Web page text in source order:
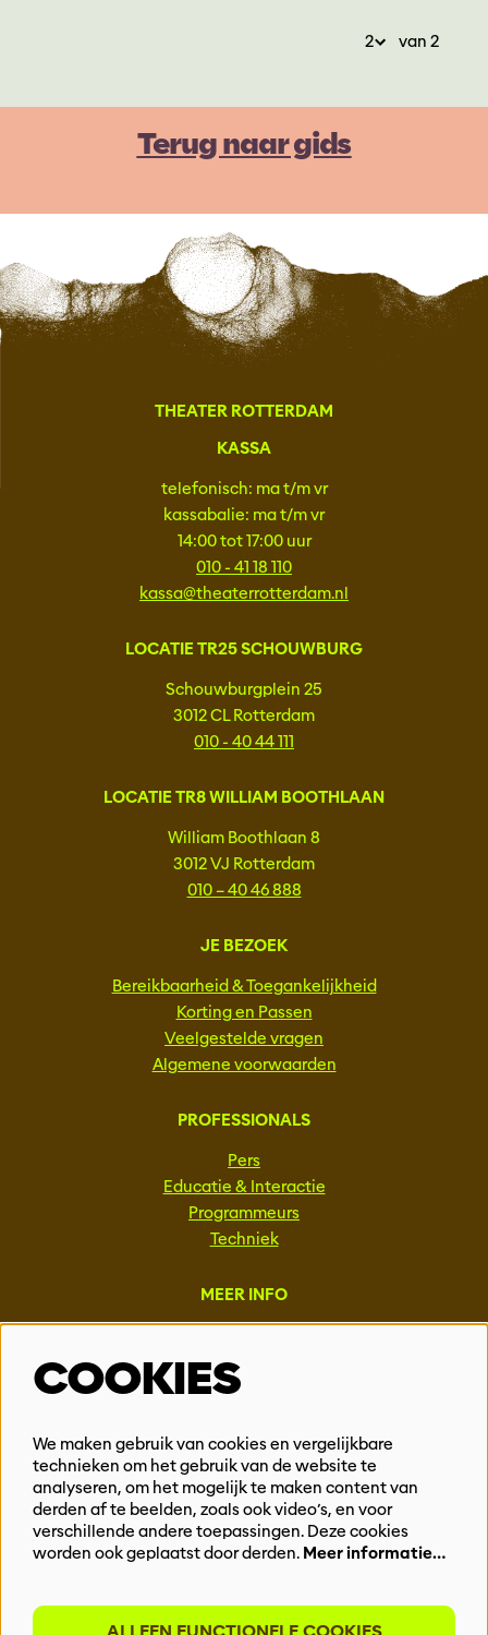
van 2
Terug naar gids
THEATER ROTTERDAM
KASSA
telefonisch: ma t/m vr
kassabalie: ma t/m vr
14:00 tot 17:00 uur
010 - 41 18 110
kassa@theaterrotterdam.nl
LOCATIE TR25 SCHOUWBURG
Schouwburgplein 25
3012 CL Rotterdam
010 - 40 44 111
LOCATIE TR8 WILLIAM BOOTHLAAN
William Boothlaan 8
3012 VJ Rotterdam
010 – 40 46 888
JE BEZOEK
Bereikbaarheid & Toegankelijkheid
Korting en Passen
Veelgestelde vragen
Algemene voorwaarden
PROFESSIONALS
Pers
Educatie & Interactie
Programmeurs
Techniek
MEER INFO
Vacatures
Events & Partnerships
Privacy
BLIJF OP DE HOOGTE
COOKIES
We maken gebruik van cookies en vergelijkbare
technieken om het gebruik van de website te
analyseren, om het mogelijk te maken content van
derden af te beelden, zoals ook video’s, en voor
verschillende andere toepassingen. Deze cookies
worden ook geplaatst door derden. Meer informatie…